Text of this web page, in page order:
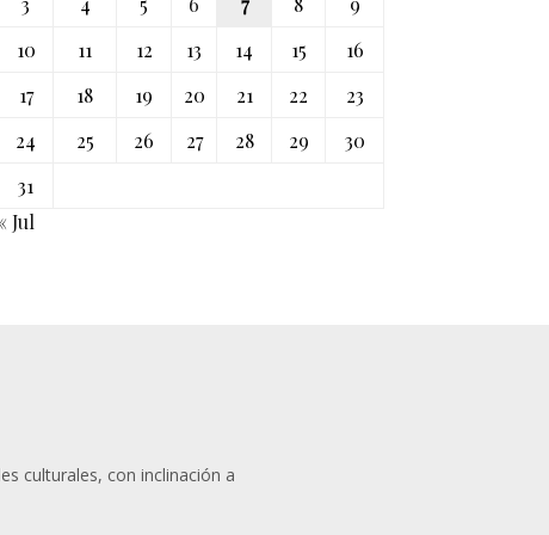
10
11 12 13 14 15
16
17
18 19 20 21 22
23
24
25 26 27 28 29
30
31
Jul
culturales, con inclinación a